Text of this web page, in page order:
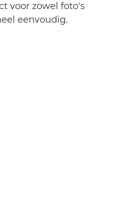
voor zowel foto's
eenvoudig.